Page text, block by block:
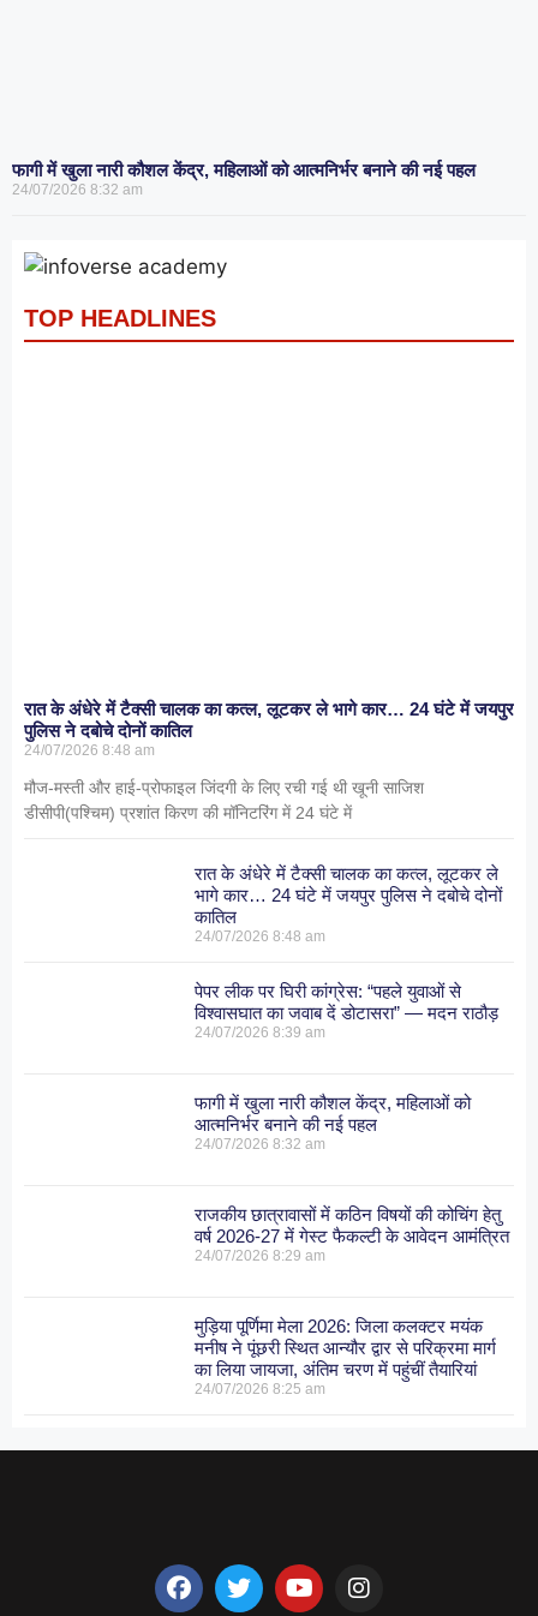
फागी में खुला नारी कौशल केंद्र, महिलाओं को आत्मनिर्भर बनाने की नई पहल
24/07/2026 8:32 am
TOP HEADLINES
रात के अंधेरे में टैक्सी चालक का कत्ल, लूटकर ले भागे कार… 24 घंटे में जयपुर
पुलिस ने दबोचे दोनों कातिल
24/07/2026 8:48 am
मौज-मस्ती और हाई-प्रोफाइल जिंदगी के लिए रची गई थी खूनी साजिश
डीसीपी(पश्चिम) प्रशांत किरण की मॉनिटरिंग में 24 घंटे में
रात के अंधेरे में टैक्सी चालक का कत्ल, लूटकर ले
भागे कार… 24 घंटे में जयपुर पुलिस ने दबोचे दोनों
कातिल
24/07/20268:48 am
पेपर लीक पर घिरी कांग्रेस: “पहले युवाओं से
विश्वासघात का जवाब दें डोटासरा” — मदन राठौड़
24/07/20268:39 am
फागी में खुला नारी कौशल केंद्र, महिलाओं को
आत्मनिर्भर बनाने की नई पहल
24/07/20268:32 am
राजकीय छात्रावासों में कठिन विषयों की कोचिंग हेतु
वर्ष 2026-27 में गेस्ट फैकल्टी के आवेदन आमंत्रित
24/07/20268:29 am
मुड़िया पूर्णिमा मेला 2026: जिला कलक्टर मयंक
मनीष ने पूंछरी स्थित आन्यौर द्वार से परिक्रमा मार्ग
का लिया जायजा, अंतिम चरण में पहुंचीं तैयारियां
24/07/20268:25 am